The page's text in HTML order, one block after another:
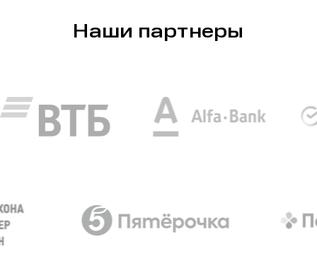
Наши партнеры